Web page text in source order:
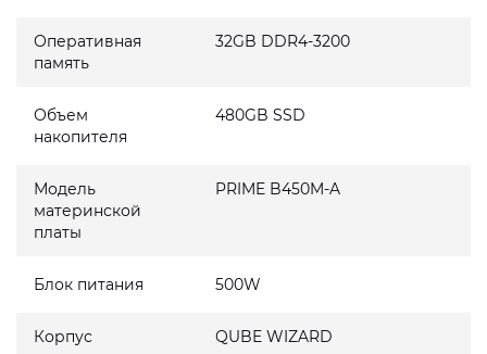
Оперативная
память
32GB DDR4-3200
Объем
накопителя
480GB SSD
Модель
материнской
платы
PRIME B450M-A
Блок питания 500W
Корпус QUBE WIZARD